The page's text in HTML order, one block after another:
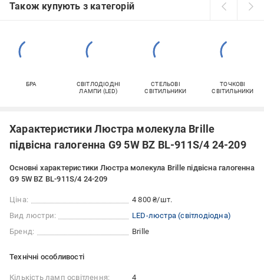
Також купують з категорій
БРА
СВІТЛОДІОДНІ
ЛАМПИ (LED)
СТЕЛЬОВІ
СВІТИЛЬНИКИ
ТОЧКОВІ
СВІТИЛЬНИКИ
Характеристики Люстра молекула Brille
підвісна галогенна G9 5W BZ BL-911S/4 24-209
Основні характеристики Люстра молекула Brille підвісна галогенна
G9 5W BZ BL-911S/4 24-209
Ціна:
4 800 ₴/шт.
Вид люстри:
LED-люстра (світлодіодна)
Бренд:
Brille
Технічні особливості
Кількість ламп освітлення: 4